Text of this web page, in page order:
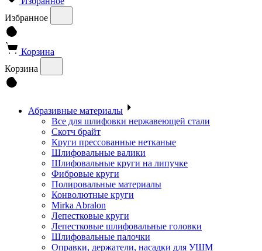
Избранное
Корзина
Корзина
Абразивные материалы
Все для шлифовки нержавеющей стали
Скотч брайт
Круги прессованные нетканые
Шлифовальные валики
Шлифовальные круги на липучке
Фибровые круги
Полировальные материалы
Конволютные круги
Mirka Abralon
Лепестковые круги
Лепестковые шлифовальные головки
Шлифовальные палочки
Оправки, держатели, насадки для УШМ